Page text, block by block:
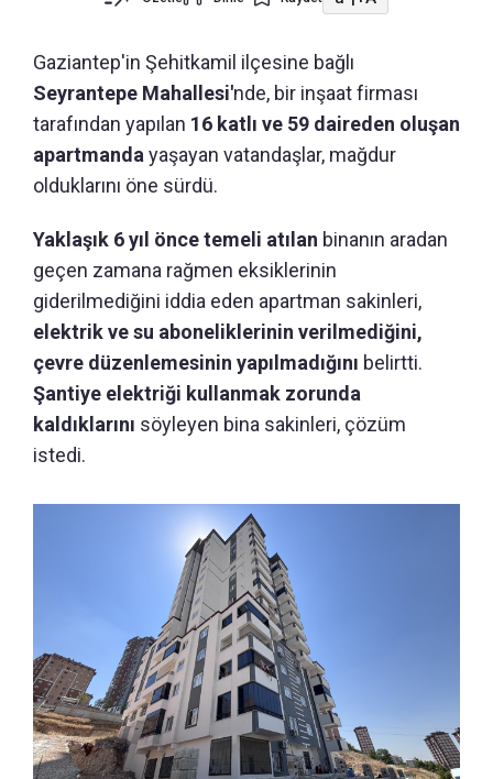
Gaziantep'in Şehitkamil ilçesine bağlı
Seyrantepe Mahallesi'nde, bir inşaat firması
tarafından yapılan 16 katlı ve 59 daireden oluşan
apartmanda yaşayan vatandaşlar, mağdur
olduklarını öne sürdü.
Yaklaşık 6 yıl önce temeli atılan binanın aradan
geçen zamana rağmen eksiklerinin
giderilmediğini iddia eden apartman sakinleri,
elektrik ve su aboneliklerinin verilmediğini,
çevre düzenlemesinin yapılmadığını belirtti.
Şantiye elektriği kullanmak zorunda
kaldıklarını söyleyen bina sakinleri, çözüm
istedi.